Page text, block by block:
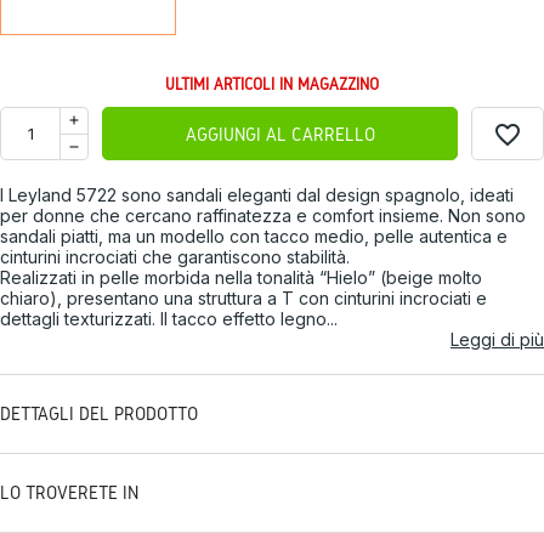
ULTIMI ARTICOLI IN MAGAZZINO
AGGIUNGI AL CARRELLO favorite_border
I Leyland 5722 sono sandali eleganti dal design spagnolo, ideati
per donne che cercano raffinatezza e comfort insieme. Non sono
sandali piatti, ma un modello con tacco medio, pelle autentica e
cinturini incrociati che garantiscono stabilità.
Realizzati in pelle morbida nella tonalità “Hielo” (beige molto
chiaro), presentano una struttura a T con cinturini incrociati e
dettagli texturizzati. Il tacco effetto legno...
Leggi di più
DETTAGLI DEL PRODOTTO
LO TROVERETE IN